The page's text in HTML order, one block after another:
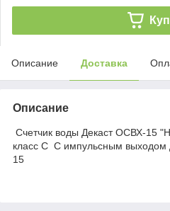
Описание Доставка
Описание
Счетчик воды Декаст ОСВХ-15
класс С С импульсным выходом
15